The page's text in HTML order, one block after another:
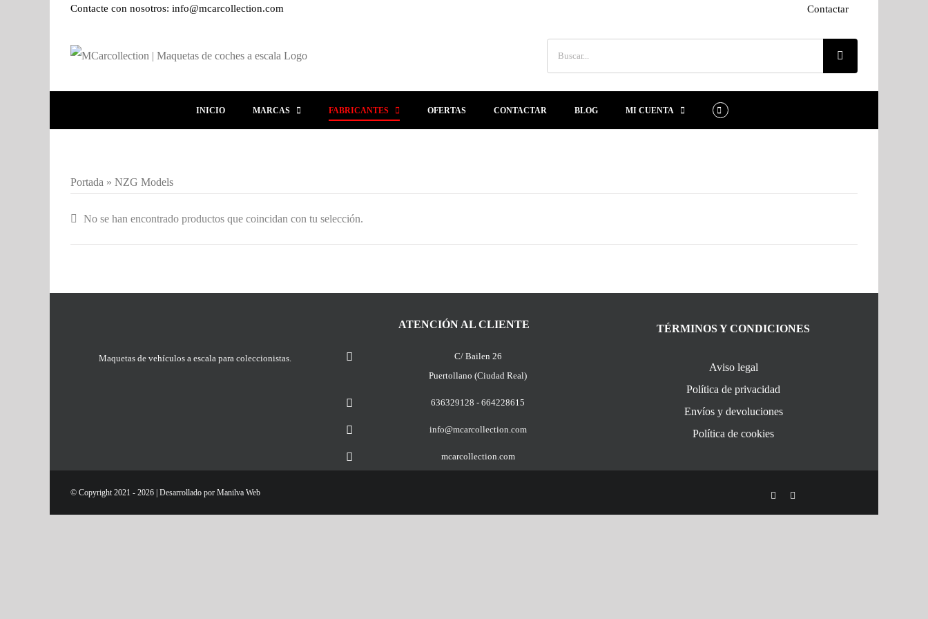
Contacte con nosotros: info@mcarcollection.com Contactar
INICIO MARCAS FABRICANTES OFERTAS CONTACTAR BLOG MI CUENTA
Portada » NZG Models
No se han encontrado productos que coincidan con tu selección.
Maquetas de vehículos a escala para coleccionistas.
ATENCIÓN AL CLIENTE
C/ Bailen 26
Puertollano (Ciudad Real)
636329128 - 664228615
info@mcarcollection.com
mcarcollection.com
TÉRMINOS Y CONDICIONES
Aviso legal
Política de privacidad
Envíos y devoluciones
Política de cookies
© Copyright 2021 - 2026 | Desarrollado por Manilva Web Facebook